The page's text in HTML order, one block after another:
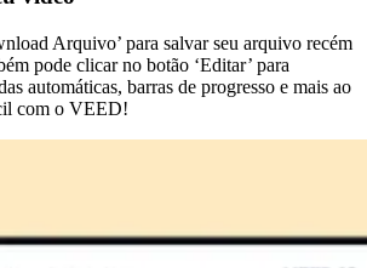
Arquivo’ para salvar seu arquivo recém
pode clicar no botão ‘Editar’ para
automáticas, barras de progresso e mais ao
com o VEED!